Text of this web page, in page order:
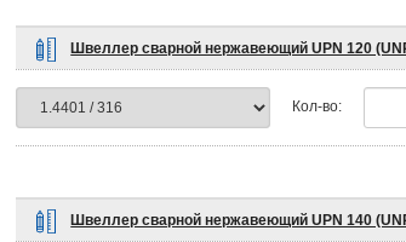
Швеллер сварной нержавеющий UPN 120
Кол-во:
Швеллер сварной нержавеющий UPN 140